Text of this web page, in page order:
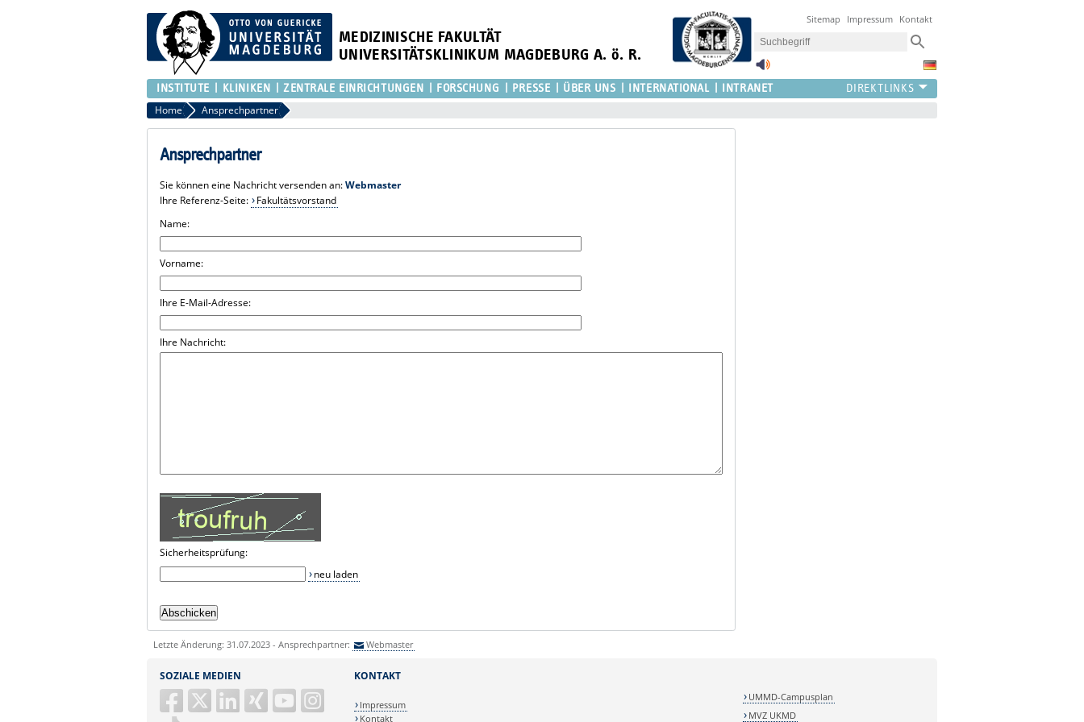
MEDIZINISCHE FAKULTÄT
UNIVERSITÄTSKLINIKUM MAGDEBURG A. ö. R.
Sitemap Impressum Kontakt
INSTITUTE KLINIKEN ZENTRALE EINRICHTUNGEN FORSCHUNG PRESSE ÜBER UNS INTERNATIONAL INTRANET
Home Ansprechpartner
Ansprechpartner
Sie können eine Nachricht versenden an:Webmaster
Ihre Referenz-Seite:
Fakultätsvorstand
Name:
Vorname:
Ihre E-Mail-Adresse:
Ihre Nachricht:
Sicherheitsprüfung:
neu laden
Letzte Änderung: 31.07.2023 - Ansprechpartner: Webmaster
SOZIALE MEDIEN KONTAKT
Impressum
Kontakt
UMMD-Campusplan
MVZ UKMD